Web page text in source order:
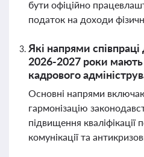
бути офіційно
податок на доходи
Які напрями
2026-2027 роки мають
кадрового
Основні напрями
гармонізацію
підвищення кваліфікації
комунікації та